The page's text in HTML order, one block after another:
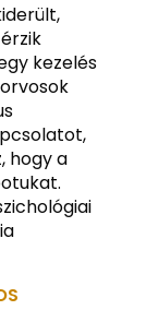
kezelés
hogy a